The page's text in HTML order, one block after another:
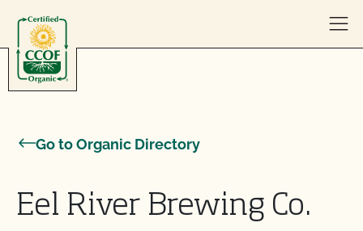
Go to Organic Directory
Eel River Brewing Co.